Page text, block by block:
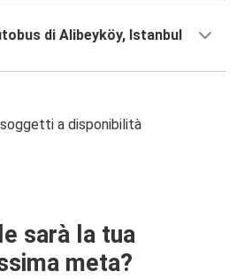
di Alibeyköy, Istanbul
a disponibilità
sarà la tua
meta?